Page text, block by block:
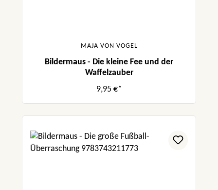
MAJA VON VOGEL
Bildermaus - Die kleine Fee und der
Waffelzauber
9,95 €*